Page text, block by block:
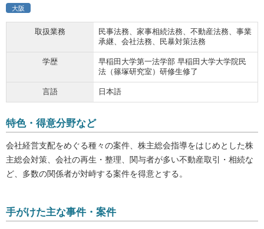
大阪
取扱業務
民事法務、家事相続法務、不動産法務、事業
承継、会社法務、民暴対策法務
学歴
早稲田大学第一法学部 早稲田大学大学院民
法（篠塚研究室）研修生修了
言語 日本語
特色・得意分野など
会社経営支配をめぐる種々の案件、株主総会指導をはじめとした株
主総会対策、会社の再生・整理、関与者が多い不動産取引・相続な
ど、多数の関係者が対峙する案件を得意とする。
手がけた主な事件・案件